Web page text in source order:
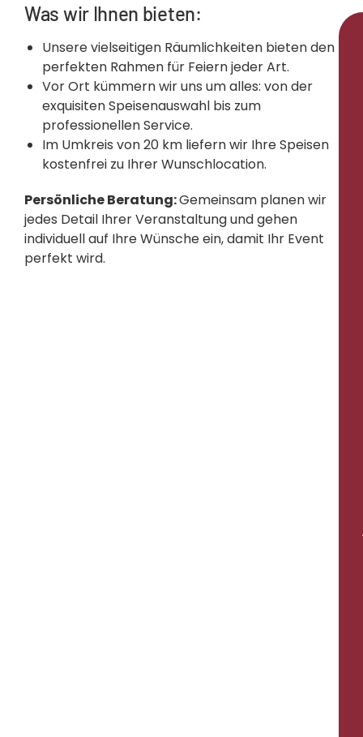
Was wir Ihnen bieten:
Unsere vielseitigen Räumlichkeiten bieten den
perfekten Rahmen für Feiern jeder Art.
Vor Ort kümmern wir uns um alles: von der
exquisiten Speisenauswahl bis zum
professionellen Service.
Im Umkreis von 20 km liefern wir Ihre Speisen
kostenfrei zu Ihrer Wunschlocation.
Persönliche Beratung:Gemeinsam planen wir
jedes Detail Ihrer Veranstaltung und gehen
individuell auf Ihre Wünsche ein, damit Ihr Event
perfekt wird.